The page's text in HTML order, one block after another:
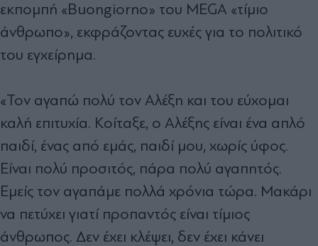
εκπομπή «Buongiorno» του MEGA «τίμιο
άνθρωπο», εκφράζοντας ευχές για το πολιτικό
του εγχείρημα.
«Τον αγαπώ πολύ τον Αλέξη και του εύχομαι
καλή επιτυχία. Κοίταξε, ο Αλέξης είναι ένα απλό
παιδί, ένας από εμάς, παιδί μου, χωρίς ύφος.
Είναι πολύ προσιτός, πάρα πολύ αγαπητός.
Εμείς τον αγαπάμε πολλά χρόνια τώρα. Μακάρι
να πετύχει γιατί προπαντός είναι τίμιος
άνθρωπος. Δεν έχει κλέψει, δεν έχει κάνει